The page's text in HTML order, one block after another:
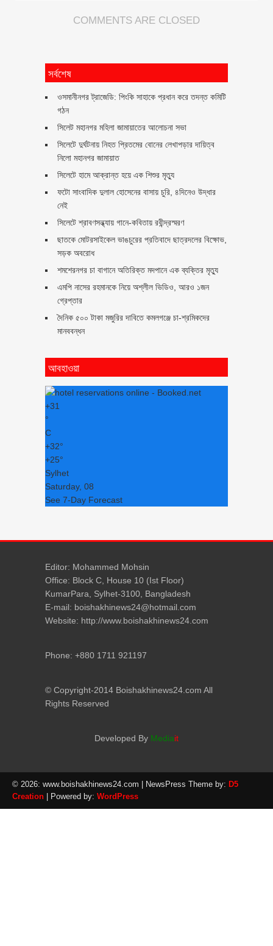
COMMENTS ARE CLOSED
সর্বশেষ
ওসমানীনগর ট্রাজেডি: পিংকি সাহাকে প্রধান করে তদন্ত কমিটি
গঠন
সিলেট মহানগর মহিলা জামায়াতের আলোচনা সভা
সিলেটে দুর্ঘটনায় নিহত প্রিতমের বোনের লেখাপড়ার দায়িত্ব
নিলো মহানগর জামায়াত
সিলেটে হামে আক্রান্ত হয়ে এক শিশুর মৃত্যু
ফটো সাংবাদিক দুলাল হোসেনের বাসায় চুরি, ৪দিনেও উদ্ধার
নেই
সিলেটে শ্রাবণসন্ধ্যায় গানে-কবিতায় রবীন্দ্রস্মরণ
ছাতকে মোটরসাইকেল ভাঙচুরের প্রতিবাদে ছাত্রদলের বিক্ষোভ,
সড়ক অবরোধ
শমশেরনগর চা বাগানে অতিরিক্ত মদপানে এক ব্যক্তির মৃত্যু
এমপি নাসের রহমানকে নিয়ে অশ্লীল ভিডিও, আরও ১জন
গ্রেপ্তার
দৈনিক ৫০০ টাকা মজুরির দাবিতে কমলগঞ্জে চা-শ্রমিকদের
মানববন্ধন
আবহাওয়া
+31
°
C
+32°
+25°
Sylhet
Saturday, 08
See 7-Day Forecast
Editor: Mohammed Mohsin
Office: Block C, House 10 (Ist Floor)
KumarPara, Sylhet-3100, Bangladesh
E-mail: boishakhinews24@hotmail.com
Website: http://www.boishakhinews24.com
Phone: +880 1711 921197
© Copyright-2014 Boishakhinews24.com All
Rights Reserved
Developed By Mediait
© 2026: www.boishakhinews24.com | NewsPress Theme by: D5
Creation | Powered by: WordPress